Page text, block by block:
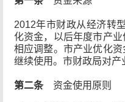
2012年市财政从经济转
化资金，以后年度市产
相应调整。市产业优化
继续使用。市财政局对产
第二条 资金使用原则